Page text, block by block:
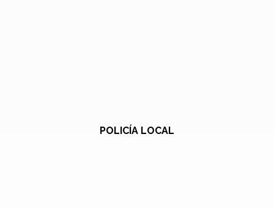
POLICÍA LOCAL